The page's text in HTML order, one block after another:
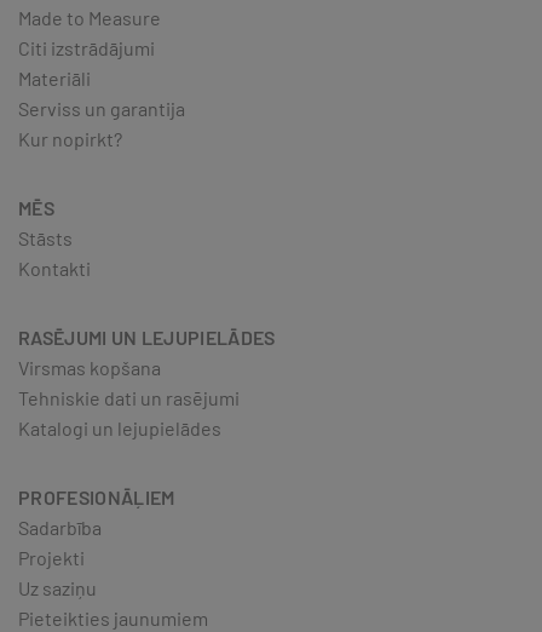
Made to Measure
Citi izstrādājumi
Materiāli
Serviss un garantija
Kur nopirkt?
MĒS
Stāsts
Kontakti
RASĒJUMI UN LEJUPIELĀDES
Virsmas kopšana
Tehniskie dati un rasējumi
Katalogi un lejupielādes
PROFESIONĀĻIEM
Sadarbība
Projekti
Uz saziņu
Pieteikties jaunumiem